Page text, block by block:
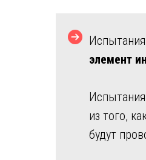
элемент
из того,
будут